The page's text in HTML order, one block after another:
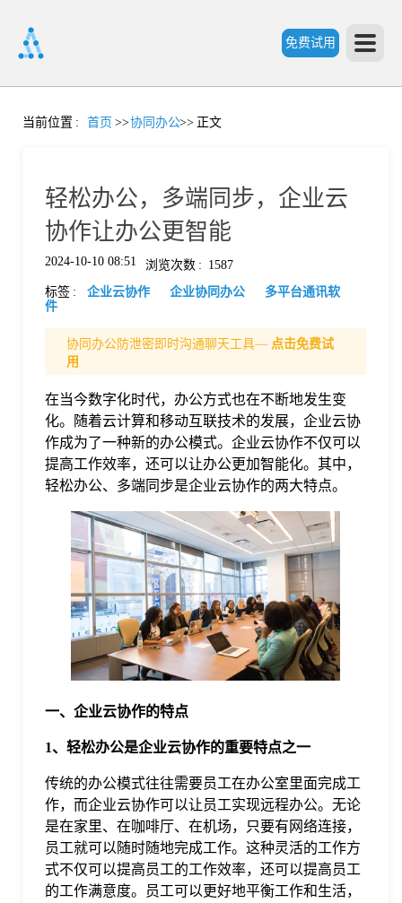
免费试用
首
格
题
当前位置 : 首页 >>协同办公>> 正文
轻松办公，多端同步，企业云
协作让办公更智能
2024-10-10 08:51 浏览次数 : 1587
标签 : 企业云协作 企业协同办公
多平台通讯软
件
协同办公防泄密即时沟通聊天工具— 点击免费试
用
在当今数字化时代，办公方式也在不断地发生变
化。随着云计算和移动互联技术的发展，企业云协
作成为了一种新的办公模式。企业云协作不仅可以
提高工作效率，还可以让办公更加智能化。其中，
轻松办公、多端同步是企业云协作的两大特点。
一、企业云协作的特点
1、轻松办公是企业云协作的重要特点之一
传统的办公模式往往需要员工在办公室里面完成工
作，而企业云协作可以让员工实现远程办公。无论
是在家里、在咖啡厅、在机场，只要有网络连接，
员工就可以随时随地完成工作。这种灵活的工作方
式不仅可以提高员工的工作效率，还可以提高员工
的工作满意度。员工可以更好地平衡工作和生活，